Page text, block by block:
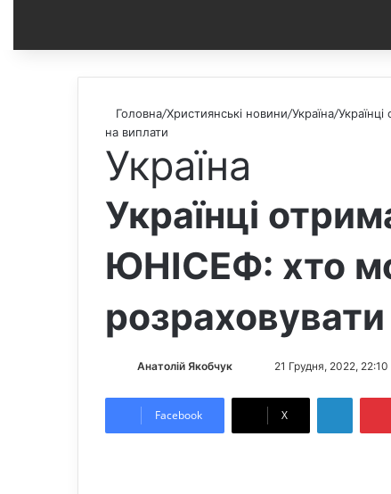
Головна/Християнські новини/Україна/
на виплати
Україна
Українці
ЮНІСЕФ: хто
Анатолій Якобчук
l d
21 Грудня, 2022, 22:10
Facebook X